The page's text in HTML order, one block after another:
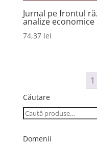
Jurnal pe frontul
analize economice
74,37 lei
1
Căutare
Caută
Domenii